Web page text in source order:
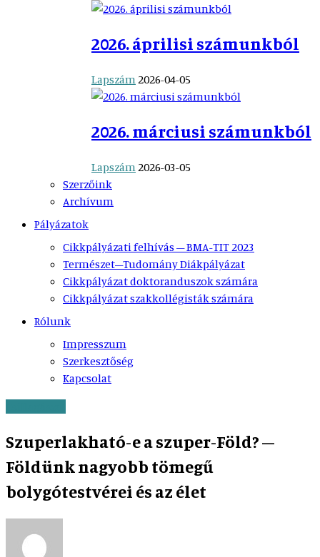
2026. áprilisi számunkból
Lapszám2026-04-05
2026. márciusi számunkból
Lapszám2026-03-05
Szerzőink
Archívum
Pályázatok
Cikkpályázati felhívás – BMA-TIT 2023
Természet–Tudomány Diákpályázat
Cikkpályázat doktoranduszok számára
Cikkpályázat szakkollégisták számára
Rólunk
Impresszum
Szerkesztőség
Kapcsolat
Szuperlakható-e a szuper-Föld? –
Földünk nagyobb tömegű
bolygótestvérei és az élet